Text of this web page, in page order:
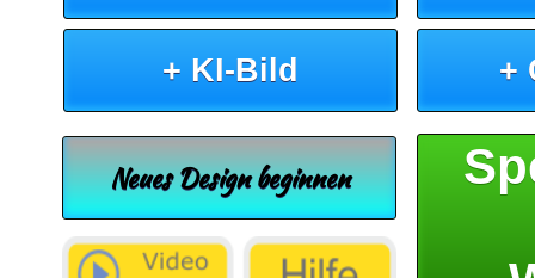
+ KI-Bild +
Neues Design beginnen